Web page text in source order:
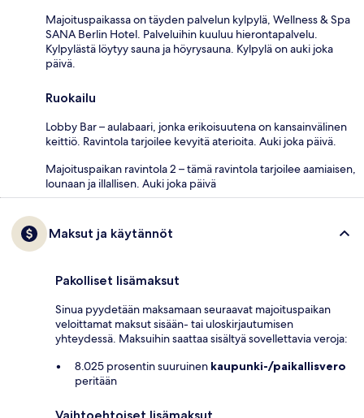
Majoituspaikassa on täyden palvelun kylpylä, Wellness & Spa
SANA Berlin Hotel. Palveluihin kuuluu hierontapalvelu.
Kylpylästä löytyy sauna ja höyrysauna. Kylpylä on auki joka
päivä.
Ruokailu
Lobby Bar – aulabaari, jonka erikoisuutena on kansainvälinen
keittiö. Ravintola tarjoilee kevyitä aterioita. Auki joka päivä.
Majoituspaikan ravintola 2 – tämä ravintola tarjoilee aamiaisen,
lounaan ja illallisen. Auki joka päivä
Maksut ja käytännöt
Pakolliset lisämaksut
Sinua pyydetään maksamaan seuraavat majoituspaikan
veloittamat maksut sisään- tai uloskirjautumisen
yhteydessä. Maksuihin saattaa sisältyä sovellettavia veroja:
8.025 prosentin suuruinen kaupunki-/paikallisvero
peritään